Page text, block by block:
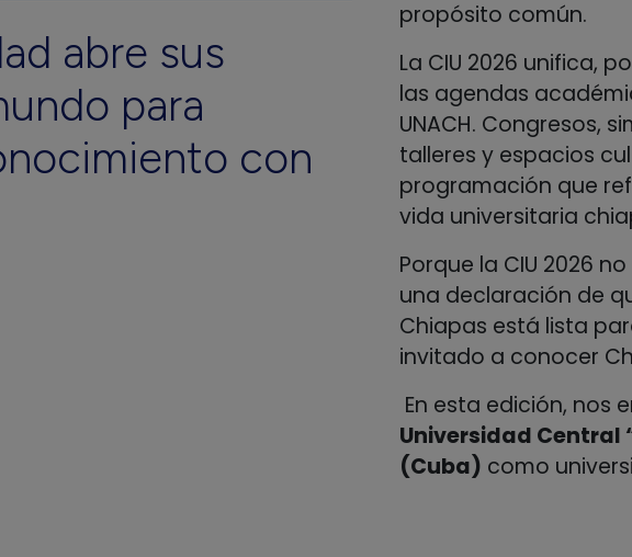
abre sus
para
con
propósito común.
La CIU 2026 unifica,
las agendas
UNACH. Congresos,
talleres y espacios
programación que
vida universitaria
Porque la CIU 2026
una declaración de
Chiapas está lista
invitado a conocer
En esta edición, nos
Universidad Central
(Cuba) como